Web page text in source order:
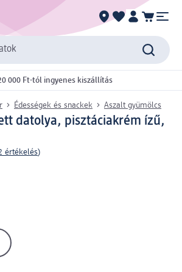
000 Ft-tól ingyenes kiszállítás
Édességek és snackek Aszalt gyümölcs
datolya, pisztáciakrém ízű,
értékelés)